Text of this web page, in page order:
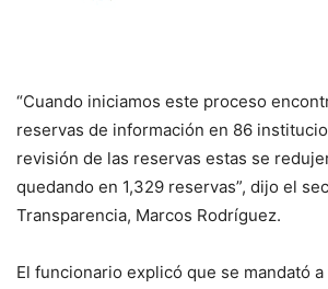
“Cuando iniciamos este proceso
reservas de información en 86
revisión de las reservas estas se
quedando en 1,329 reservas”, dijo el
Transparencia, Marcos Rodríguez.
El funcionario explicó que se mandató a